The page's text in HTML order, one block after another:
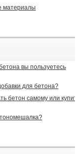
материалы
вы пользуетесь
для бетона?
бетон самому или купить